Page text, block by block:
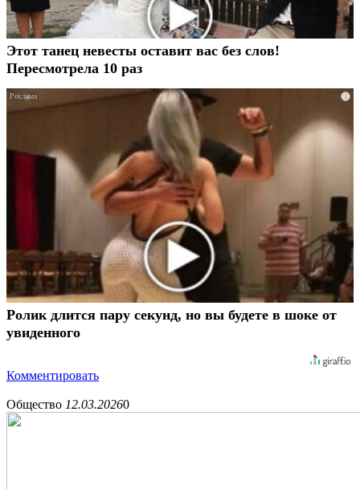
Этот танец невесты оставит вас без слов!
Пересмотрела 10 раз
i
Ролик длится пару секунд, но вы будете в шоке от
увиденного
Комментировать
Общество 12.03.20260